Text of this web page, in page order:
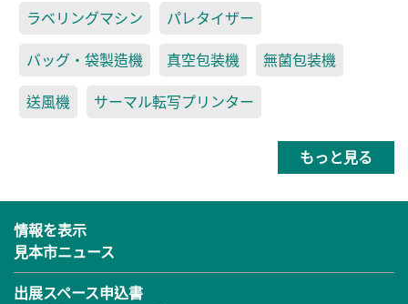
ラベリングマシン パレタイザー
バッグ・袋製造機 真空包装機 無菌包装機
送風機 サーマル転写プリンター
もっと見る
情報を表示
見本市ニュース
出展スペース申込書